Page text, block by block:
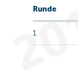
Runde
1